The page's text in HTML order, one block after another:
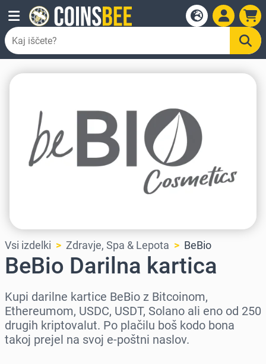
Vsi izdelki Zdravje, Spa & Lepota BeBio
BeBio Darilna kartica
Kupi darilne kartice BeBio z Bitcoinom,
Ethereumom, USDC, USDT, Solano ali eno od 250
drugih kriptovalut. Po plačilu boš kodo bona
takoj prejel na svoj e-poštni naslov.